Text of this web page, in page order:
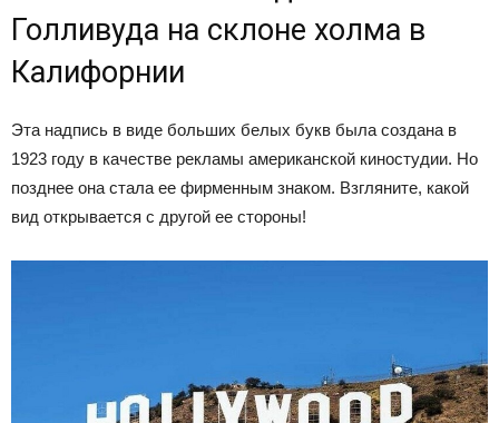
Голливуда на склоне холма в
Калифорнии
Эта надпись в виде больших белых букв была создана в
1923 году в качестве рекламы американской киностудии. Но
позднее она стала ее фирменным знаком. Взгляните, какой
вид открывается с другой ее стороны!